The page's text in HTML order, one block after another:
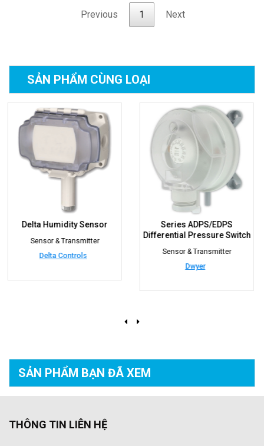
Previous 1 Next
SẢN PHẨM CÙNG LOẠI
Series ADPS/EDPS
Differential Pressure Switch
Sensor & Transmitter
Model 264
Pressure
Sensor & Transmitter
SẢN PHẨM BẠN ĐÃ XEM
THÔNG TIN LIÊN HỆ